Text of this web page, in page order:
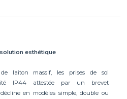
esthétique
laiton massif, les prises de sol
IP44 attestée par un brevet
en modèles simple, double ou